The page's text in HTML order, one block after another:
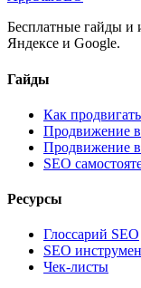
Бесплатные гайды и
Яндексе и Google.
Гайды
Как
Продвижение
Продвижение
SEO
Ресурсы
Глоссарий SEO
SEO
Чек-листы